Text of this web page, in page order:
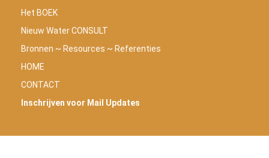
Het BOEK
Nieuw Water CONSULT
Bronnen ~ Resources ~ Referenties
HOME
CONTACT
Inschrijven voor Mail Updates